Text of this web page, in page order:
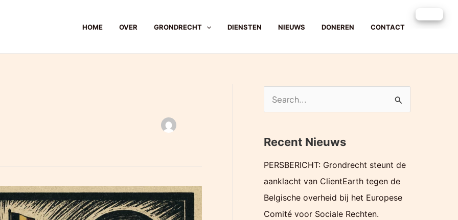
HOME OVER GRONDRECHT DIENSTEN NIEUWS DONEREN CONTACT
o
k
e
n
a
Recent Nieuws
PERSBERICHT: Grondrecht steunt de
aanklacht van ClientEarth tegen de
Belgische overheid bij het Europese
Comité voor Sociale Rechten.